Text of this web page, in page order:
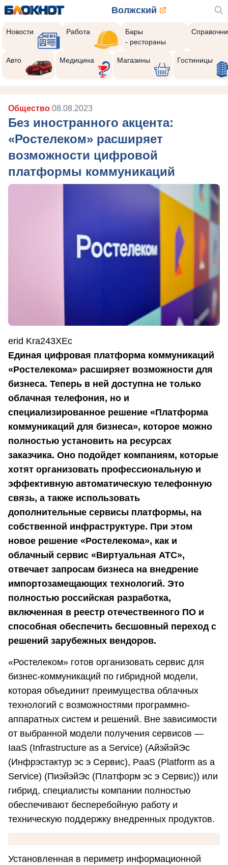
Волжский
Новости Работа
Бары
- рестораны
Авто Медицина Магазины Гостиницы
Общество 08.08.2023
Без иностранного акцента:
«Ростелеком» расширяет
возможности цифровой
платформы коммуникаций
erid Kra243XEc
Единая цифровая платформа коммуникаций
«Ростелекома» расширяет возможности для
бизнеса. Теперь в ней доступна не только
облачная телефония, но и
специализированное решение «Платформа
коммуникаций для бизнеса», которое можно
полностью установить на ресурсах
заказчика. Оно подойдет компаниям, которые
хотят организовать профессиональную и
эффективную автоматическую телефонную
связь, а также использовать
дополнительные сервисы платформы, на
собственной инфраструктуре. При этом
новое решение «Ростелекома», как и
облачный сервис «Виртуальная АТС»,
отвечает запросам бизнеса на внедрение
импортозамещающих технологий. Это
полностью российская разработка,
включенная в реестр отечественного ПО и
способная обеспечить бесшовный переход с
решений зарубежных вендоров.
«Ростелеком» готов организовать сервис для
бизнес-коммуникаций по гибридной модели,
которая объединит преимущества облачных
технологий с возможностями программно-
аппаратных систем и решений. Вне зависимости
от выбранной модели получения сервисов —
IaaS (Infrastructure as a Service) (АйэйэйЭс
(Инфрэстактур эс э Сервис), PaaS (Platform as a
Service) (ПиэйэйЭс (Платформ эс э Сервис)) или
гибрид, специалисты компании полностью
обеспечивают бесперебойную работу и
техническую поддержку внедренных продуктов.
Установленная в периметр информационной